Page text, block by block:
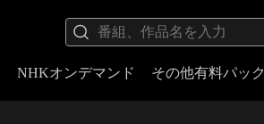
NHKオンデマンド その他有料パック